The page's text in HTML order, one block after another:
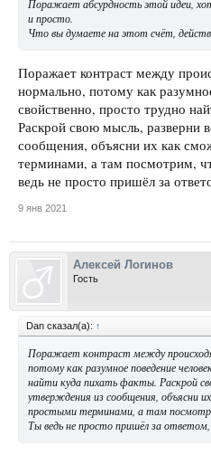
Поражает абсурдность этой идеи,
и просто.
Что вы думаете на этот счёт,
Поражает контраст между
нормально, потому как
свойственно, просто трудно
Раскрой свою мысль, разверни
сообщения, объясни их как
терминами, а там посмотрим,
ведь не просто пришёл за
9 янв 2021
Алексей Логинов
Гость
Dan сказал(а): ↑
Поражает контраст между
потому как разумное поведение
найти куда пихать факты. Раскрой
утверждения из сообщения, объясни
простыми терминами, а там
Ты ведь не просто пришёл за ответом,